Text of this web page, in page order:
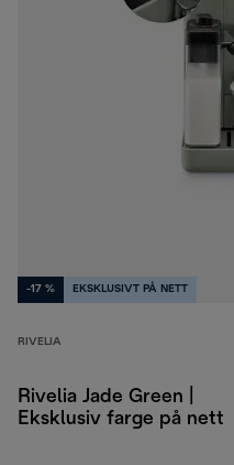
-17 % EKSKLUSIVT PÅ NETT
RIVELIA
Rivelia Jade Green |
Eksklusiv farge på nett